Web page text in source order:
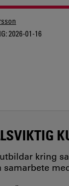
2026-01-16
kring
samarbete